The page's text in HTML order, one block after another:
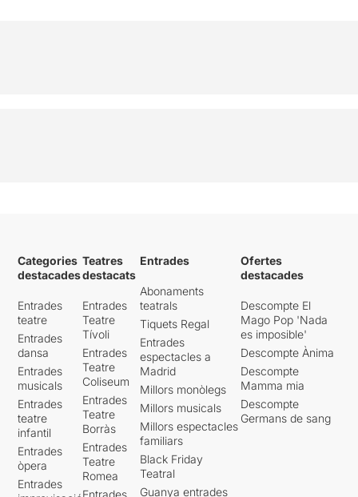
Categories
destacades
Entrades
teatre
Entrades
dansa
Entrades
musicals
Entrades
teatre
infantil
Entrades
òpera
Entrades
Teatres
destacats
Entrades
Teatre
Tívoli
Entrades
Teatre
Coliseum
Entrades
Teatre
Borràs
Entrades
Teatre
Romea
Entrades
Entrades
Abonaments
teatrals
Tiquets Regal
Entrades
espectacles a
Madrid
Millors monòlegs
Millors musicals
Millors espectacles
familiars
Black Friday
Teatral
Guanya entrades
Ofertes
destacades
Descompte El
Mago Pop 'Nada
es imposible'
Descompte Ànima
Descompte
Mamma mia
Descompte
Germans de sang